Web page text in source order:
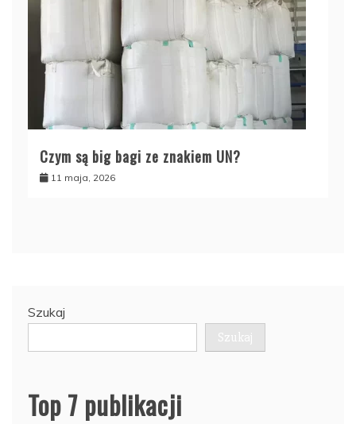
Czym są big bagi ze znakiem UN?
11 maja, 2026
Szukaj
Szukaj
Top 7 publikacji